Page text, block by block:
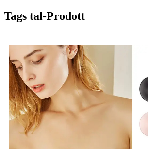
Tags tal-Prodott